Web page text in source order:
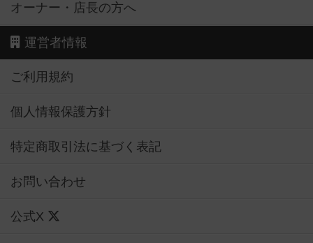
オーナー・店長の方へ
運営者情報
ご利用規約
個人情報保護方針
特定商取引法に基づく表記
お問い合わせ
公式X